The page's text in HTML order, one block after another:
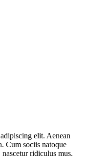
elit. Aenean
Cum sociis natoque
ridiculus mus.